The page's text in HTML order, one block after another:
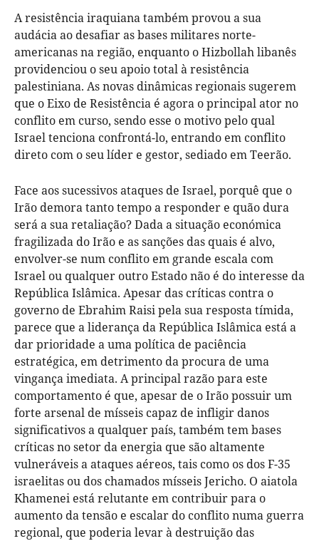
A resistência iraquiana também provou a sua
audácia ao desafiar as bases militares norte-
americanas na região, enquanto o Hizbollah libanês
providenciou o seu apoio total à resistência
palestiniana. As novas dinâmicas regionais sugerem
que o Eixo de Resistência é agora o principal ator no
conflito em curso, sendo esse o motivo pelo qual
Israel tenciona confrontá-lo, entrando em conflito
direto com o seu líder e gestor, sediado em Teerão.
Face aos sucessivos ataques de Israel, porquê que o
Irão demora tanto tempo a responder e quão dura
será a sua retaliação? Dada a situação económica
fragilizada do Irão e as sanções das quais é alvo,
envolver-se num conflito em grande escala com
Israel ou qualquer outro Estado não é do interesse da
República Islâmica. Apesar das críticas contra o
governo de Ebrahim Raisi pela sua resposta tímida,
parece que a liderança da República Islâmica está a
dar prioridade a uma política de paciência
estratégica, em detrimento da procura de uma
vingança imediata. A principal razão para este
comportamento é que, apesar de o Irão possuir um
forte arsenal de mísseis capaz de infligir danos
significativos a qualquer país, também tem bases
críticas no setor da energia que são altamente
vulneráveis a ataques aéreos, tais como os dos F-35
israelitas ou dos chamados mísseis Jericho. O aiatola
Khamenei está relutante em contribuir para o
aumento da tensão e escalar do conflito numa guerra
regional, que poderia levar à destruição das